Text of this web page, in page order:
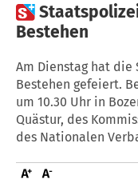

Bestehen
Am Dienstag hat
Bestehen gefeiert.
um 10.30 Uhr in
Quästur, des
des Nationalen